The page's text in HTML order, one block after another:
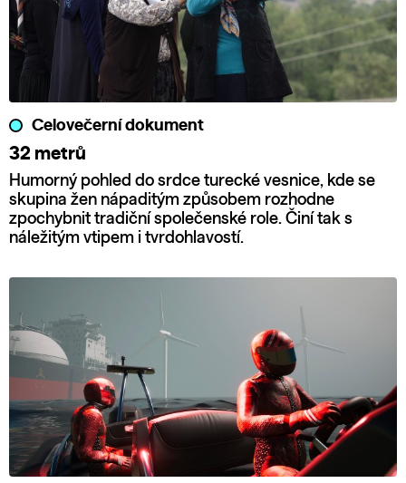
Celovečerní dokument
32 metrů
Humorný pohled do srdce turecké vesnice, kde se
skupina žen nápaditým způsobem rozhodne
zpochybnit tradiční společenské role. Činí tak s
náležitým vtipem i tvrdohlavostí.